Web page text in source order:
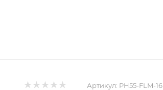
Артикул: PH55-FLM-16